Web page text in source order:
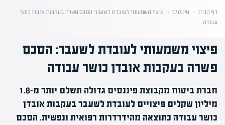
דף הבית ‹ פיננסים ‹
פיצוי משמעותי לעובדת לשעבר: הסכם פשרה בעקבות אובדן כושר
עבודה
פיצוי משמעותי לעובדת לשעבר: הסכם
פשרה בעקבות אובדן כושר עבודה
חברת ביטוח מקבוצת פיננסים גדולה תשלם יותר מ-1.8
מיליון שקלים פיצויים לעובדת לשעבר בעקבות אובדן
כושר עבודה כתוצאה מהידרדרות רפואית ונפשית. הסכם